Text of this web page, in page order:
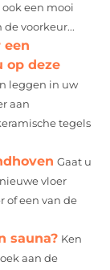
een mooi
voorkeur...
een
op deze
leggen in uw
aan
tegels
Gaat u
vloer
of een van de
sauna? Ken
aan de